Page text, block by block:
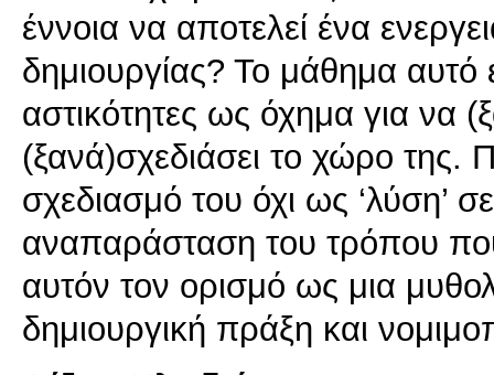
έννοια να αποτελεί ένα
δημιουργίας? Το μάθημα αυτό
αστικότητες ως όχημα για να
(ξανά)σχεδιάσει το χώρο της.
σχεδιασμό του όχι ως ‘λύση’
αναπαράσταση του τρόπου
αυτόν τον ορισμό ως μια
δημιουργική πράξη και